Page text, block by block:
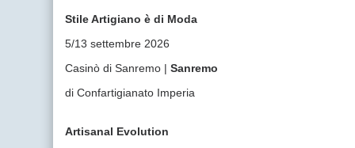
Stile Artigiano è di Moda
5/13 settembre 2026
Casinò di Sanremo |Sanremo
di Confartigianato Imperia
Artisanal Evolution